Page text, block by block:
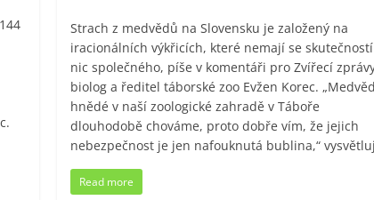
Strach z medvědů na Slovensku je založený na
iracionálních výkřicích, které nemají se skutečností
nic společného, píše v komentáři pro Zvířecí
biolog a ředitel táborské zoo Evžen Korec.
hnědé v naší zoologické zahradě v Táboře
dlouhodobě chováme, proto dobře vím, že jejich
nebezpečnost je jen nafouknutá bublina,“
Read more